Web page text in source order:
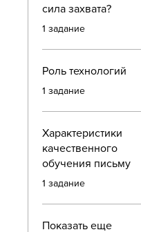
сила захвата?
.1 задание
Роль технологий
.1 задание
Характеристики
качественного
обучения письму
.1 задание
Показать еще